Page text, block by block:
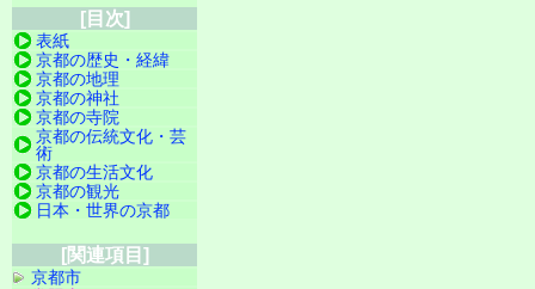
[目次]
表紙
京都の歴史・経緯
京都の地理
京都の神社
京都の寺院
京都の伝統文化・芸
術
京都の生活文化
京都の観光
日本・世界の京都
[関連項目]
京都市